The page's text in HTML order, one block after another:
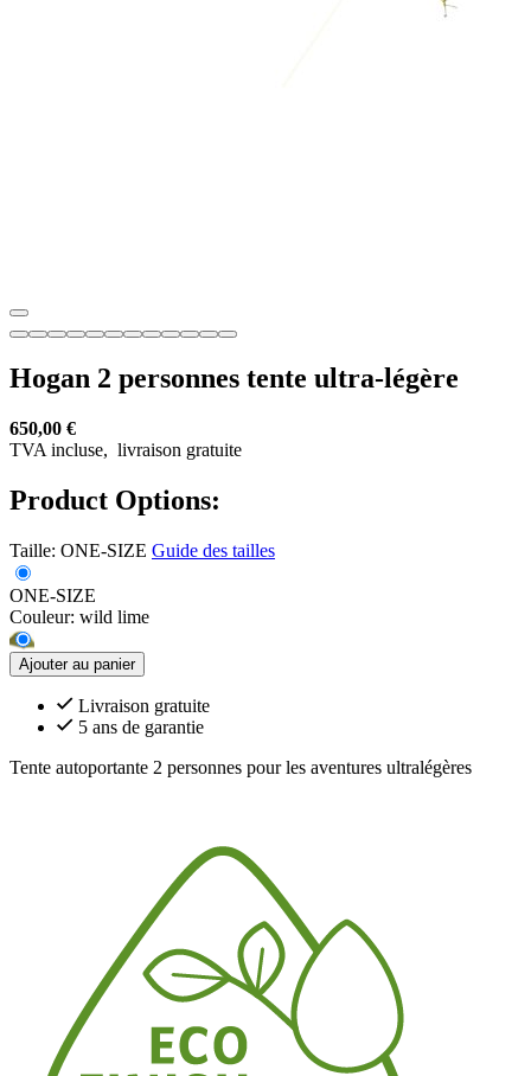
Hogan 2 personnes tente ultra-légère
650,00 €
TVA incluse, livraison gratuite
Product Options:
Taille: ONE-SIZE Guide des tailles
ONE-SIZE
Couleur: wild lime
Ajouter au panier
Livraison gratuite
5 ans de garantie
Tente autoportante 2 personnes pour les aventures ultralégères